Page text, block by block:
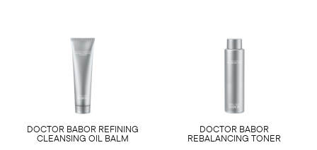
DOCTOR BABOR REFINING
CLEANSING OIL BALM
DOCTOR BABOR
REBALANCING TONER